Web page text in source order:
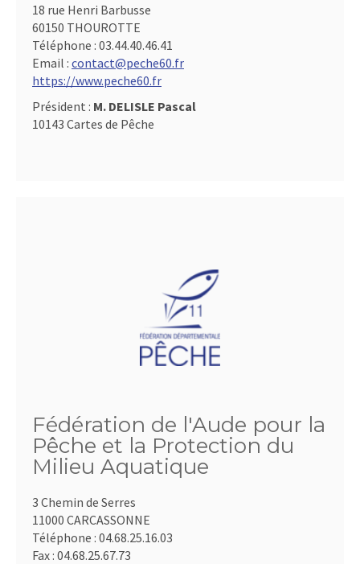
18 rue Henri Barbusse
60150 THOUROTTE
Téléphone : 03.44.40.46.41
Email : contact@peche60.fr
https://www.peche60.fr
Président : M. DELISLE Pascal
10143 Cartes de Pêche
Fédération de l'Aude pour la
Pêche et la Protection du
Milieu Aquatique
3 Chemin de Serres
11000 CARCASSONNE
Téléphone : 04.68.25.16.03
Fax : 04.68.25.67.73